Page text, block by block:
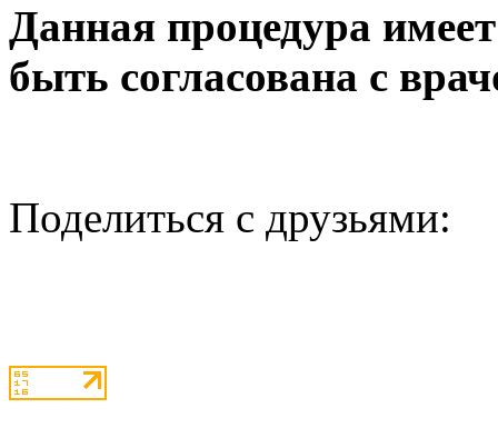
Данная процедура
быть согласована с
Поделиться с друзьями: